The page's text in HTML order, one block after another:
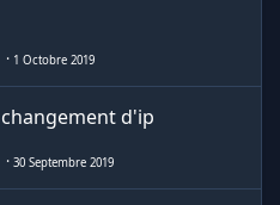
1 Octobre 2019
d'ip
30 Septembre 2019